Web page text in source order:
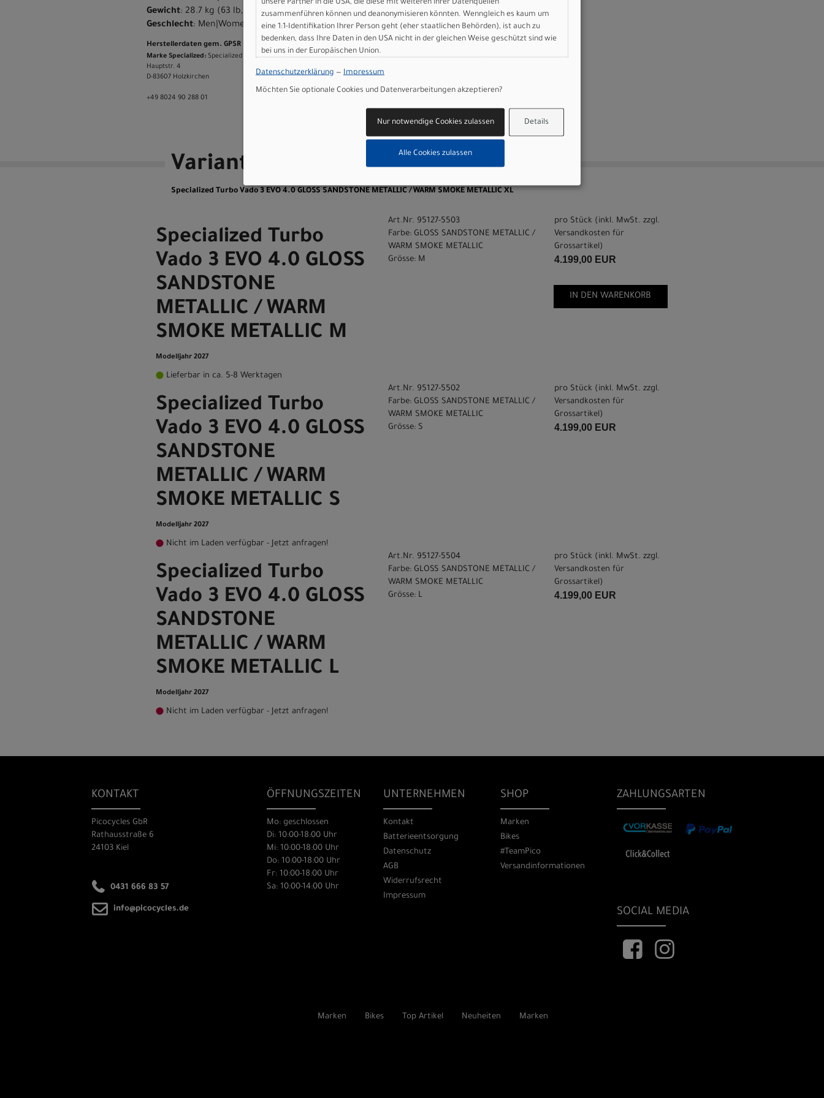
Gewicht: 28.7 kg (63 lb, 4.4 oz)
Geschlecht: Men|Women
Herstellerdaten gem. GPSR
Marke Specialized: Specialized Germany GmbH
Hauptstr. 4
D-83607 Holzkirchen
+49 8024 90 288 01
Varianten
Specialized Turbo Vado 3 EVO 4.0 GLOSS SANDSTONE METALLIC / WARM SMOKE METALLIC XL
Specialized Turbo
Vado 3 EVO 4.0 GLOSS
SANDSTONE
METALLIC / WARM
SMOKE METALLIC M
Modelljahr 2027
Lieferbar in ca. 5-8 Werktagen
Art.Nr. 95127-5503
Farbe: GLOSS SANDSTONE METALLIC /
WARM SMOKE METALLIC
Grösse: M
pro Stück (inkl. MwSt. zzgl.
Versandkosten für
Grossartikel )
4.199,00 EUR
IN DEN WARENKORB
Specialized Turbo
Vado 3 EVO 4.0 GLOSS
SANDSTONE
METALLIC / WARM
SMOKE METALLIC S
Modelljahr 2027
Nicht im Laden verfügbar - Jetzt anfragen!
Art.Nr. 95127-5502
Farbe: GLOSS SANDSTONE METALLIC /
WARM SMOKE METALLIC
Grösse: S
pro Stück (inkl. MwSt. zzgl.
Versandkosten für
Grossartikel )
4.199,00 EUR
Specialized Turbo
Vado 3 EVO 4.0 GLOSS
SANDSTONE
METALLIC / WARM
SMOKE METALLIC L
Modelljahr 2027
Nicht im Laden verfügbar - Jetzt anfragen!
Art.Nr. 95127-5504
Farbe: GLOSS SANDSTONE METALLIC /
WARM SMOKE METALLIC
Grösse: L
pro Stück (inkl. MwSt. zzgl.
Versandkosten für
Grossartikel )
4.199,00 EUR
KONTAKT
Picocycles GbR
Rathausstraße 6
24103 Kiel
0431 666 83 57
info@picocycles.de
ÖFFNUNGSZEITEN
Mo: geschlossen
Di: 10:00-18:00 Uhr
Mi: 10:00-18:00 Uhr
Do: 10:00-18:00 Uhr
Fr: 10:00-18:00 Uhr
Sa: 10:00-14:00 Uhr
UNTERNEHMEN
Kontakt
Batterieentsorgung
Datenschutz
AGB
Widerrufsrecht
Impressum
SHOP
Marken
Bikes
#TeamPico
Versandinformationen
ZAHLUNGSARTEN
SOCIAL MEDIA
Marken Bikes Top Artikel Neuheiten Marken
unsere Partner in die USA, die diese mit weiteren ihrer Datenquellen
zusammenführen können und deanonymisieren könnten. Wenngleich es kaum um
eine 1:1-Identifikation Ihrer Person geht (eher staatlichen Behörden), ist auch zu
bedenken, dass Ihre Daten in den USA nicht in der gleichen Weise geschützt sind wie
bei uns in der Europäischen Union.
Datenschutzerklärung — Impressum
Möchten Sie optionale Cookies und Datenverarbeitungen akzeptieren?
Details
Nur notwendige Cookies zulassen
Alle Cookies zulassen